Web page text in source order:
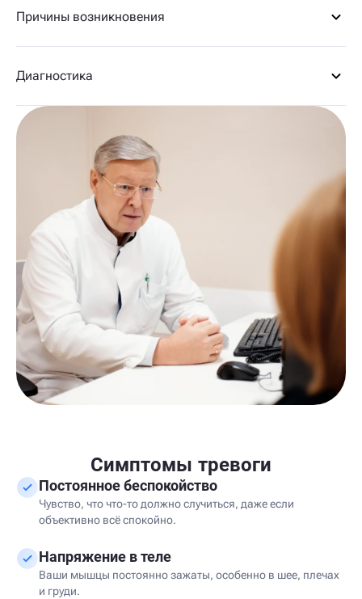
Причины возникновения
Диагностика
Симптомы тревоги
Постоянное беспокойство
Чувство, что что-то должно случиться, даже если
объективно всё спокойно.
Напряжение в теле
Ваши мышцы постоянно зажаты, особенно в шее, плечах
и груди.